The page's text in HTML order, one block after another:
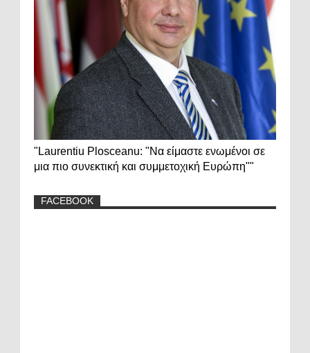
"Laurentiu Plosceanu: "Να είμαστε ενωμένοι σε
μια πιο συνεκτική και συμμετοχική Ευρώπη""
FACEBOOK